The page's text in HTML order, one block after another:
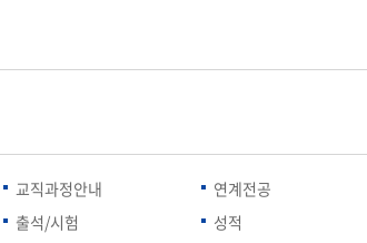
교직과정안내 연계전공
출석/시험
성적